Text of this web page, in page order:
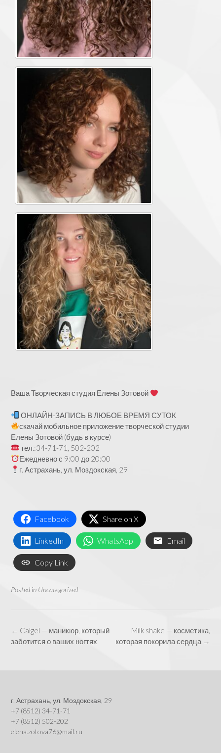
Ваша Творческая студия Елены Зотовой
ОНЛАЙН-ЗАПИСЬ В ЛЮБОЕ ВРЕМЯ СУТОК
скачай мобильное приложение творческой студии
Елены Зотовой (будь в курсе)
тел.:34-71-71, 502-202
Ежедневно с 9:00 до 20:00
г. Астрахань, ул. Моздокская, 29
Facebook Share on X
LinkedIn WhatsApp Email
Copy Link
Posted in Uncategorized
Post
navigation
Milk shake — косметика,
которая покорила сердца →
← Calgel — маникюр, который
заботится о ваших ногтях
г. Астрахань, ул. Моздокская, 29
+7 (8512) 34-71-71
+7 (8512) 502-202
elena.zotova76@mail.ru